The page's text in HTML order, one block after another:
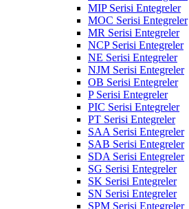
MIP Serisi Entegreler
MOC Serisi Entegreler
MR Serisi Entegreler
NCP Serisi Entegreler
NE Serisi Entegreler
NJM Serisi Entegreler
OB Serisi Entegreler
P Serisi Entegreler
PIC Serisi Entegreler
PT Serisi Entegreler
SAA Serisi Entegreler
SAB Serisi Entegreler
SDA Serisi Entegreler
SG Serisi Entegreler
SK Serisi Entegreler
SN Serisi Entegreler
SPM Serisi Entegreler